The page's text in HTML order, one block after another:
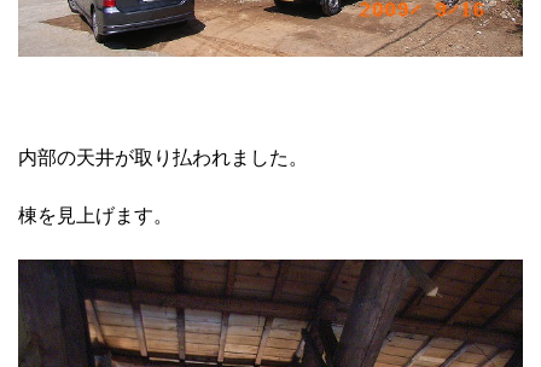
内部の天井が取り払われました。
棟を見上げます。